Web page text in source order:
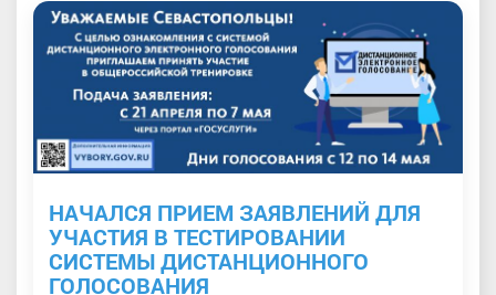
НАЧАЛСЯ ПРИЕМ ЗАЯВЛЕНИЙ ДЛЯ
УЧАСТИЯ В ТЕСТИРОВАНИИ
СИСТЕМЫ ДИСТАНЦИОННОГО
ГОЛОСОВАНИЯ